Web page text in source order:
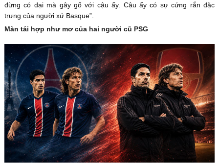
đừng có dại mà gây gổ với cậu ấy. Cậu ấy có sự cứng rắn đặc
trưng của người xứ Basque”.
Màn tái hợp như mơ của hai người cũ PSG